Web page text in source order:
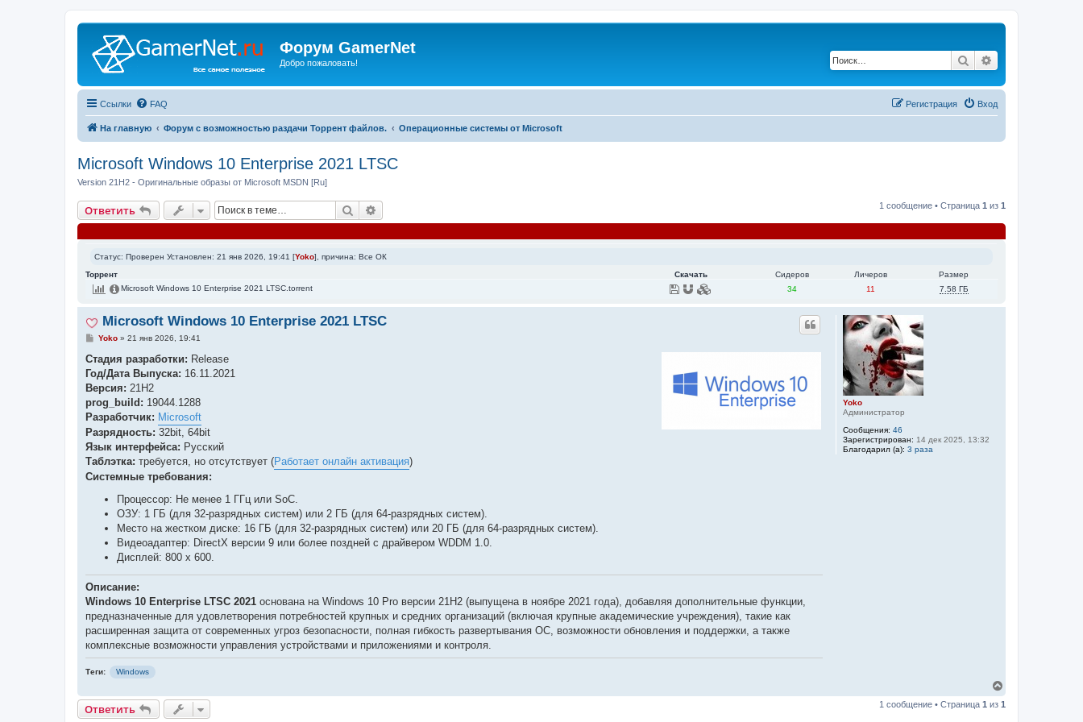
Форум GamerNet
Добро пожаловать! Поиск
Ссылки FAQ Вход
Регистрация
На главную Форум с возможностью раздачи Торрент файлов. Операционные системы от Microsoft
Microsoft Windows 10 Enterprise 2021 LTSC
Version 21H2 - Оригинальные образы от Microsoft MSDN [Ru]
Ответить Поиск 1 сообщение • Страница 1 из 1
Статус: Проверен Установлен: 21 янв 2026, 19:41 [Yoko], причина: Все ОК
Торрент
Скачать Сидеров Личеров
Размер
Microsoft Windows 10 Enterprise 2021 LTSC.torrent
34 11 7.58 ГБ
Yoko
Администратор
Сообщения: 46
Зарегистрирован: 14 дек 2025, 13:32
Благодарил (а): 3 раза
Microsoft Windows 10 Enterprise 2021 LTSC
С
о
щ
е
н
и
е
Yoko» 21 янв 2026, 19:41
Стадия разработки: Release
Год/Дата Выпуска: 16.11.2021
Версия: 21H2
prog_build: 19044.1288
Разработчик: Microsoft
Разрядность: 32bit, 64bit
Язык интерфейса: Русский
Таблэтка: требуется, но отсутствует (Работает онлайн активация)
Системные требования:
Процессор: Не менее 1 ГГц или SoC.
ОЗУ: 1 ГБ (для 32-разрядных систем) или 2 ГБ (для 64-разрядных систем).
Место на жестком диске: 16 ГБ (для 32-разрядных систем) или 20 ГБ (для 64-разрядных систем).
Видеоадаптер: DirectX версии 9 или более поздней с драйвером WDDM 1.0.
Дисплей: 800 x 600.
Описание:
Windows 10 Enterprise LTSC 2021 основана на Windows 10 Pro версии 21H2 (выпущена в ноябре 2021 года), добавляя дополнительные функции,
предназначенные для удовлетворения потребностей крупных и средних организаций (включая крупные академические учреждения), такие как
расширенная защита от современных угроз безопасности, полная гибкость развертывания ОС, возможности обновления и поддержки, а также
комплексные возможности управления устройствами и приложениями и контроля.
Теги: Windows
е
р
Ответить 1 сообщение • Страница 1 из 1